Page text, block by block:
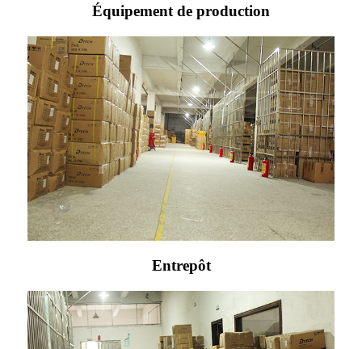
Équipement de production
Entrepôt